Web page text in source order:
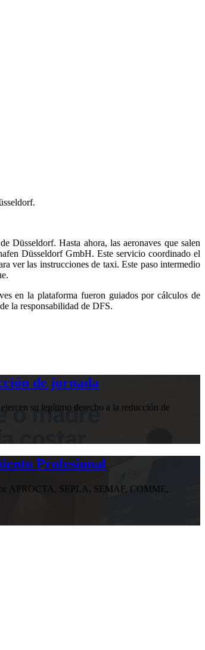
Düsseldorf. Hasta ahora, las aeronaves que salen
Düsseldorf GmbH. Este servicio coordinado el
ver las instrucciones de taxi. Este paso intermedio
en la plataforma fueron guiados por cálculos de
la responsabilidad de DFS.
de jornada
su legítimo derecho a la reducción de
Profesional
por APROCTA, SEPLA, SEMAF, COMME,